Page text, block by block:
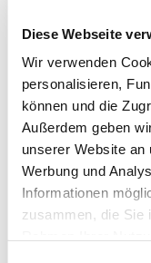
Diese Webseite
Wir verwenden
personalisieren,
können und die
Außerdem geben
unserer Website
Werbung und
Informationen
zusammen, die Sie
Yin und Yang“. In
Ideen derGogyo
Am Hof
Gelehrte, die mit
berechneten den
für Reisen oder